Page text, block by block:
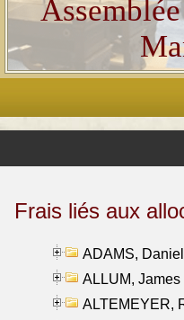
Frais liés aux
ADAMS,
ALLUM,
ALTEMEYER,